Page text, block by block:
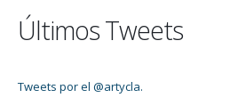
Últimos Tweets
Tweets por el @artycla.